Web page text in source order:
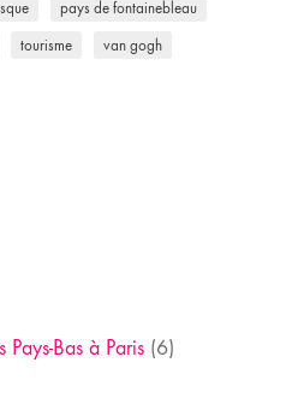
pays de fontainebleau
tourisme van gogh
Bas à Paris (6)